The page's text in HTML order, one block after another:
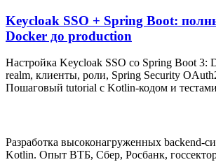
Keycloak SSO + Spring Boot:
Docker до production
Настройка Keycloak SSO со Spring Boot 3:
realm, клиенты, роли, Spring Security
Пошаговый tutorial с Kotlin-кодом и
Разработка высоконагруженных backend-
Kotlin. Опыт ВТБ, Сбер, Росбанк,